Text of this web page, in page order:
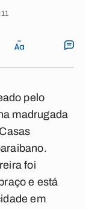
pelo
madrugada
foi
e está
em